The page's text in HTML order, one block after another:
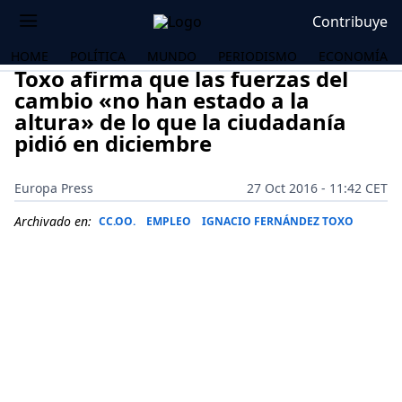
Contribuye
HOME POLÍTICA MUNDO PERIODISMO ECONOMÍA
Toxo afirma que las fuerzas del
cambio «no han estado a la
altura» de lo que la ciudadanía
pidió en diciembre
Europa Press
27 Oct 2016 - 11:42 CET
Archivado en: CC.OO. EMPLEO IGNACIO FERNÁNDEZ TOXO